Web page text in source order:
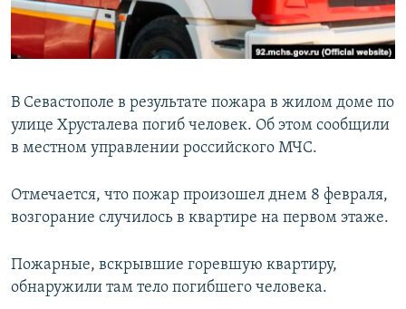
ПОБЕДИТЕЛЕЙ НЕ СУДЯТ?
КРЫМ.НЕПОКОРЕННЫЙ
УКРАИНСКАЯ ПРОБЛЕМА КРЫМА
ПРИСОЕДИНЯЙТЕСЬ!
Все сайты RFE/RL
В Севастополе в результате пожара в жилом доме по
улице Хрусталева погиб человек. Об этом сообщили
в местном управлении российского МЧС.
Отмечается, что пожар произошел днем 8 февраля,
возгорание случилось в квартире на первом этаже.
Пожарные, вскрывшие горевшую квартиру,
обнаружили там тело погибшего человека.